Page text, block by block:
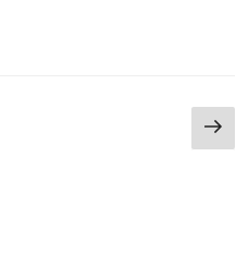
次
の